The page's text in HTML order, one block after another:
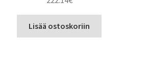
Lisää ostoskoriin